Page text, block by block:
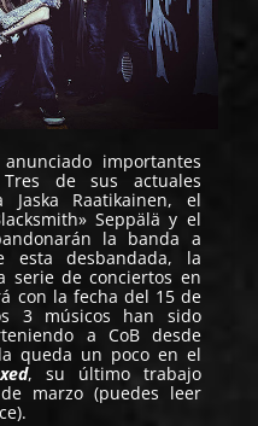
importantes
de sus actuales
Jaska Raatikainen, el
Seppälä y el
la banda a
esta desbandada, la
serie de conciertos en
con la fecha del 15 de
3 músicos han sido
a CoB desde
queda un poco en el
, su último trabajo
marzo (puedes leer
).